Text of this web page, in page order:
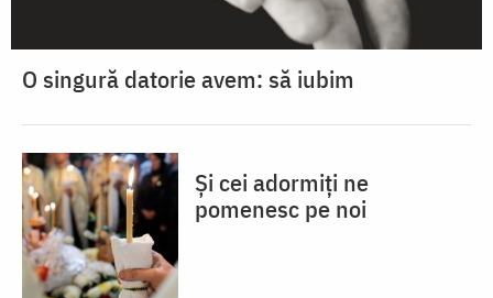
O singură datorie avem: să iubim
Și cei adormiți ne
pomenesc pe noi